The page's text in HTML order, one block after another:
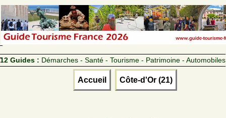
12 Guides : Démarches - Santé - Tourisme - Patrimoine - Automobiles
Accueil Côte-d'Or (21)